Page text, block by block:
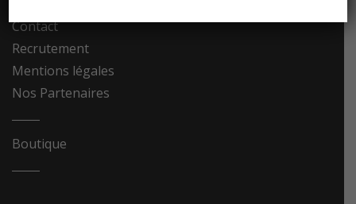
Contact
Recrutement
Mentions légales
Nos Partenaires
Boutique